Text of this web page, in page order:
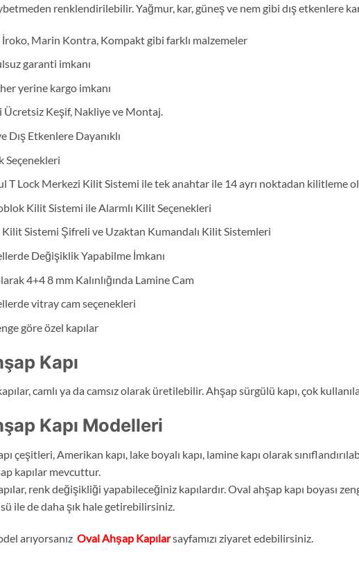
renklendirilebilir. Yağmur, kar, güneş ve nem gibi dış etkenlere
Marin Kontra, Kompakt gibi farklı malzemeler
garanti imkanı
yerine kargo imkanı
Ücretsiz Keşif, Nakliye ve Montaj.
Dış Etkenlere Dayanıklı
Seçenekleri
T Lock Merkezi Kilit Sistemi ile tek anahtar ile 14 ayrı noktadan kilitleme
Kilit Sistemi ile Alarmlı Kilit Seçenekleri
Kilit Sistemi Şifreli ve Uzaktan Kumandalı Kilit Sistemleri
Değişiklik Yapabilme İmkanı
4+4 8 mm Kalınlığında Lamine Cam
vitray cam seçenekleri
göre özel kapılar
Kapı
camlı ya da camsız olarak üretilebilir. Ahşap sürgülü kapı, çok
Kapı Modelleri
çeşitleri, Amerikan kapı, lake boyalı kapı, lamine kapı olarak
kapılar mevcuttur.
renk değişikliği yapabileceğiniz kapılardır. Oval ahşap kapı boyası
ile de daha şık hale getirebilirsiniz.
arıyorsanız Oval Ahşap Kapılarsayfamızı ziyaret edebilirsiniz.